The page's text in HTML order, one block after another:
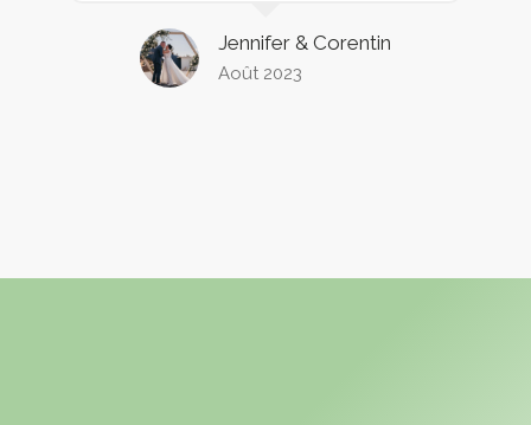
Jennifer & Corentin
Août 2023